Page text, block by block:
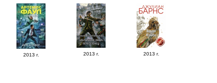
2013 г. 2013 г. 2013 г.